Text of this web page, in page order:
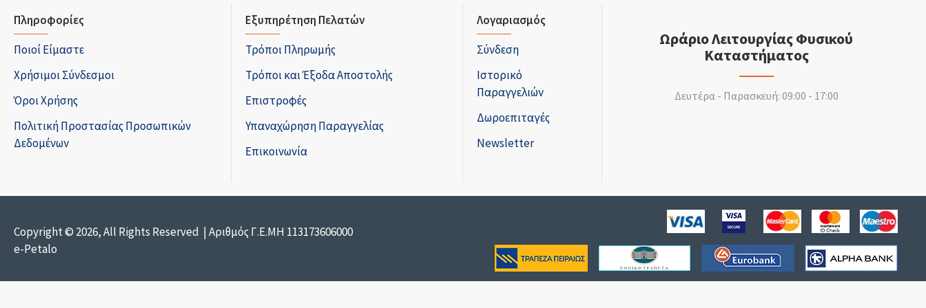
Πληροφορίες
Ποιοί Είμαστε
Χρήσιμοι Σύνδεσμοι
Όροι Χρήσης
Πολιτική Προστασίας Προσωπικών
Δεδομένων
Εξυπηρέτηση Πελατών
Τρόποι Πληρωμής
Τρόποι και Έξοδα Αποστολής
Επιστροφές
Υπαναχώρηση Παραγγελίας
Επικοινωνία
Λογαριασμός
Σύνδεση
Ιστορικό
Παραγγελιών
Δωροεπιταγές
Newsletter
Ωράριο Λειτουργίας Φυσικού
Καταστήματος
Δευτέρα - Παρασκευή: 09:00 - 17:00
Copyright © 2026, All Rights Reserved | Αριθμός Γ.Ε.ΜΗ 113173606000
e-Petalo